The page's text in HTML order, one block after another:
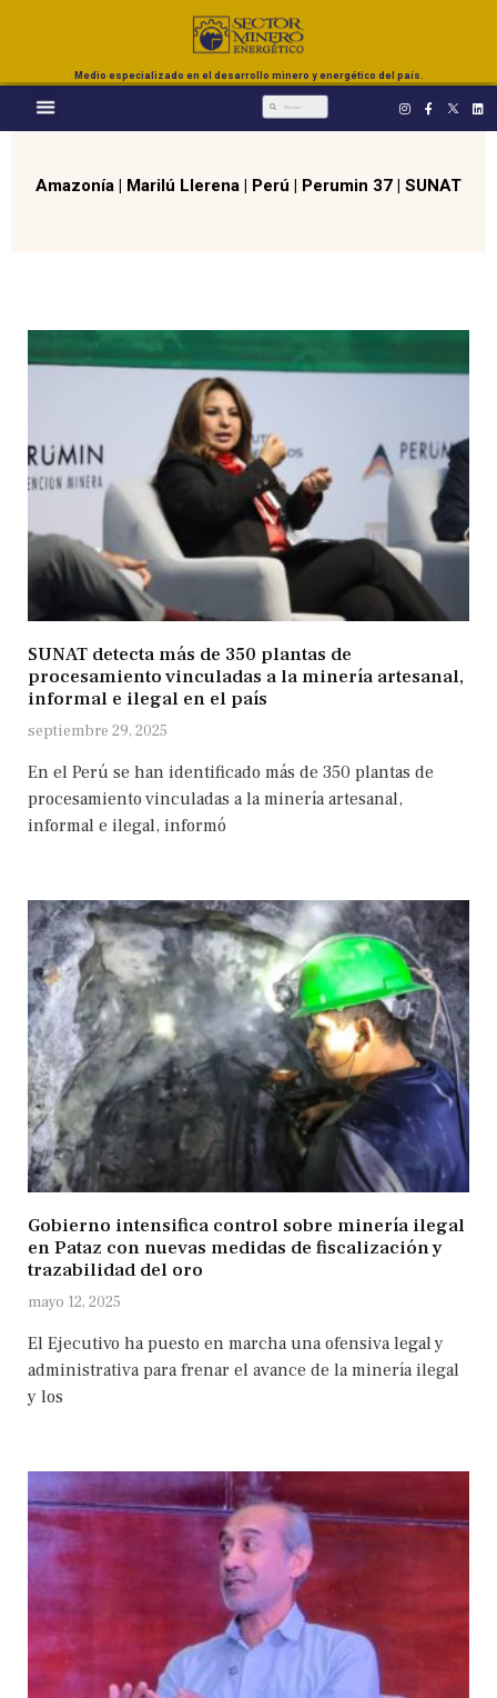
Medio especializado en el desarrollo minero y energético del país.
Amazonía | Marilú Llerena | Perú | Perumin 37 | SUNAT
SUNAT detecta más de 350 plantas de
procesamiento vinculadas a la minería artesanal,
informal e ilegal en el país
septiembre 29, 2025
En el Perú se han identificado más de 350 plantas de
procesamiento vinculadas a la minería artesanal,
informal e ilegal, informó
Gobierno intensifica control sobre minería ilegal
en Pataz con nuevas medidas de fiscalización y
trazabilidad del oro
mayo 12, 2025
El Ejecutivo ha puesto en marcha una ofensiva legal y
administrativa para frenar el avance de la minería ilegal
y los